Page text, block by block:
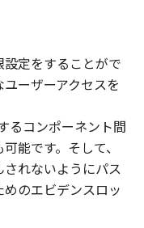
定をすることがで
ーザーアクセスを
るコンポーネント間
能です。そして、
れないようにパス
のエビデンスロッ